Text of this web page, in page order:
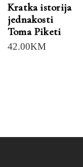
Kratka istorija
jednakosti
Toma Piketi
42.00KM